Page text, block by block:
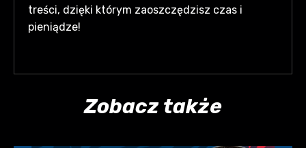
treści, dzięki którym zaoszczędzisz czas i
pieniądze!
Zobacz także